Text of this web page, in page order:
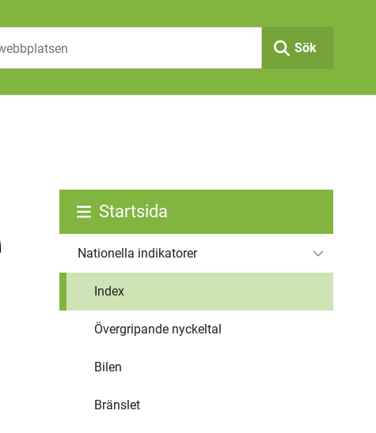
Sök
Startsida
Nationella indikatorer
Index
Övergripande nyckeltal
Bilen
Bränslet